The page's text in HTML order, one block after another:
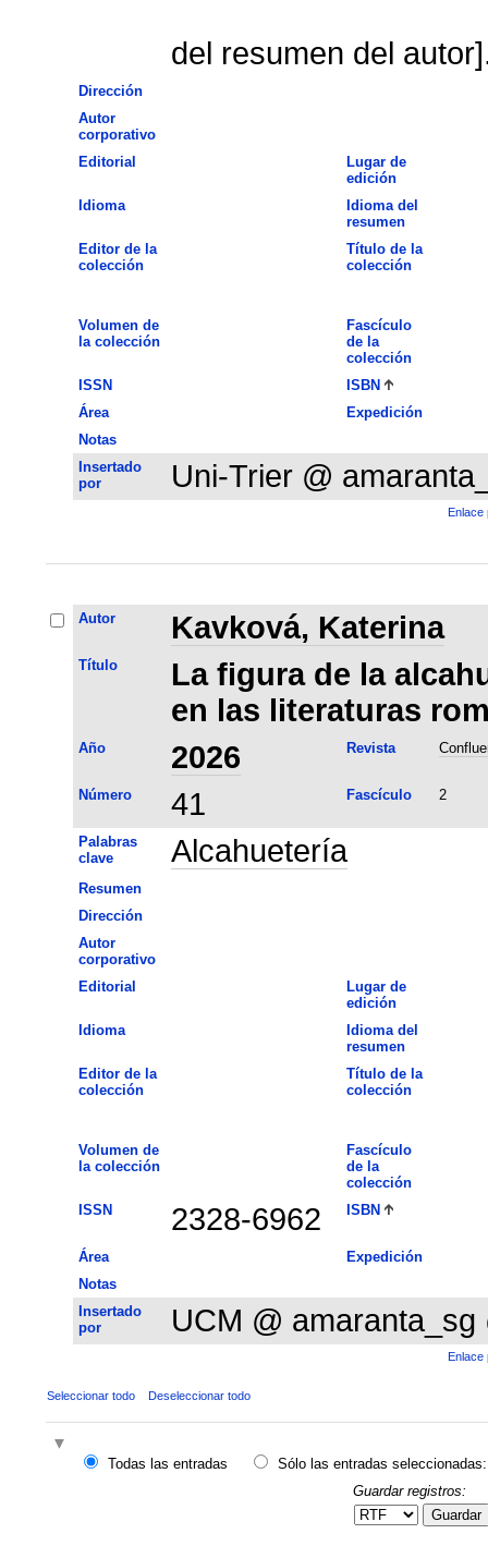
del resumen del
Dirección
Autor
corporativo
Editorial
Lugar de
edición
Idioma
Idioma del
resumen
Editor de la
colección
Título de la
colección
Volumen de
la colección
Fascículo
de la
colección
ISSN
ISBN
Área
Expedición
Notas
Insertado
por
Uni-Trier @
Enlace
Autor Kavková, Katerina
Título
La figura de la
en las literaturas
Año 2026 Revista
Número 41 Fascículo 2
Palabras
clave
Alcahuetería
Resumen
Dirección
Autor
corporativo
Editorial
Lugar de
edición
Idioma
Idioma del
resumen
Editor de la
colección
Título de la
colección
Volumen de
la colección
Fascículo
de la
colección
ISSN
2328-6962 ISBN
Área
Expedición
Notas
Insertado
por
UCM @ amaranta_sg
Enlace
Seleccionar todo Deseleccionar todo
Todas las entradas
Sólo las entradas seleccionadas:
Guardar registros:
Guardar